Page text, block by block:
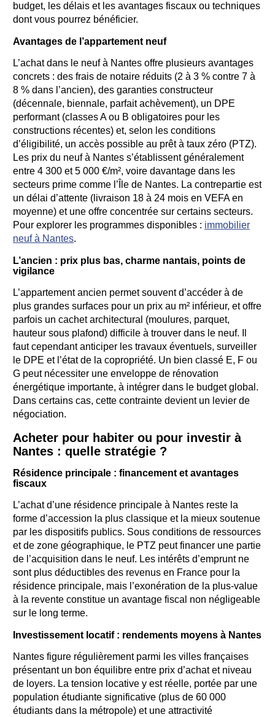
budget, les délais et les avantages fiscaux ou techniques
dont vous pourrez bénéficier.
Avantages de l’appartement neuf
L’achat dans le neuf à Nantes offre plusieurs avantages
concrets : des frais de notaire réduits (2 à 3 % contre 7 à
8 % dans l’ancien), des garanties constructeur
(décennale, biennale, parfait achèvement), un DPE
performant (classes A ou B obligatoires pour les
constructions récentes) et, selon les conditions
d’éligibilité, un accès possible au prêt à taux zéro (PTZ).
Les prix du neuf à Nantes s’établissent généralement
entre 4 300 et 5 000 €/m², voire davantage dans les
secteurs prime comme l’Île de Nantes. La contrepartie est
un délai d’attente (livraison 18 à 24 mois en VEFA en
moyenne) et une offre concentrée sur certains secteurs.
Pour explorer les programmes disponibles : immobilier
neuf à Nantes.
L’ancien : prix plus bas, charme nantais, points de
vigilance
L’appartement ancien permet souvent d’accéder à de
plus grandes surfaces pour un prix au m² inférieur, et offre
parfois un cachet architectural (moulures, parquet,
hauteur sous plafond) difficile à trouver dans le neuf. Il
faut cependant anticiper les travaux éventuels, surveiller
le DPE et l’état de la copropriété. Un bien classé E, F ou
G peut nécessiter une enveloppe de rénovation
énergétique importante, à intégrer dans le budget global.
Dans certains cas, cette contrainte devient un levier de
négociation.
Acheter pour habiter ou pour investir à
Nantes : quelle stratégie ?
Résidence principale : financement et avantages
fiscaux
L’achat d’une résidence principale à Nantes reste la
forme d’accession la plus classique et la mieux soutenue
par les dispositifs publics. Sous conditions de ressources
et de zone géographique, le PTZ peut financer une partie
de l’acquisition dans le neuf. Les intérêts d’emprunt ne
sont plus déductibles des revenus en France pour la
résidence principale, mais l’exonération de la plus-value
à la revente constitue un avantage fiscal non négligeable
sur le long terme.
Investissement locatif : rendements moyens à Nantes
Nantes figure régulièrement parmi les villes françaises
présentant un bon équilibre entre prix d’achat et niveau
de loyers. La tension locative y est réelle, portée par une
population étudiante significative (plus de 60 000
étudiants dans la métropole) et une attractivité